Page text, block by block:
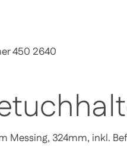
Messing, 324mm, inkl.
450 2640